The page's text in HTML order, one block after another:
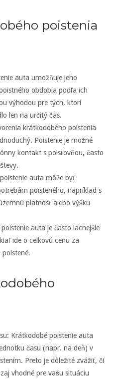
poistenia
auta umožňuje jeho
obdobia podľa ich
výhodou pre tých, ktorí
len na určitý čas.
krátkodobého poistenia
Poistenie je možné
kontakt s poisťovňou, často
auta môže byť
poisteného, napríklad s
platnosť alebo výšku
auta je často lacnejšie
ide o celkovú cenu za
Krátkodobé poistenie auta
času (napr. na deň) v
Preto je dôležité zvážiť, či
vhodné pre vašu situáciu